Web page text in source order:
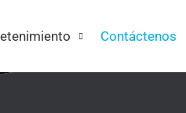
Contáctenos